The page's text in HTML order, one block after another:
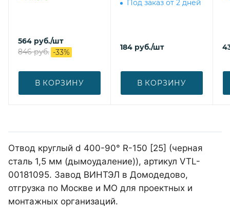
564 руб./шт
846руб. -33%
В КОРЗИНУ
Под заказ от 2 дней
184 руб./шт
В КОРЗИНУ
Отвод круглый d 400-90° R-150 [25] (черная
сталь 1,5 мм (дымоудаление)), артикул VTL-
00181095. Завод ВИНТЭЛ в Домодедово,
отгрузка по Москве и МО для проектных и
монтажных организаций.